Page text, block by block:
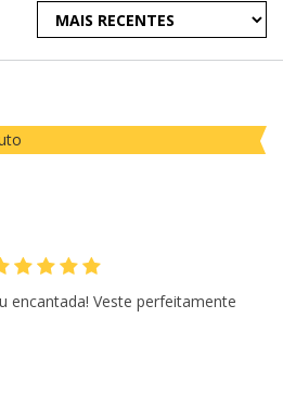
ORDENAR
AVALIAÇÕES
encantada! Veste perfeitamente